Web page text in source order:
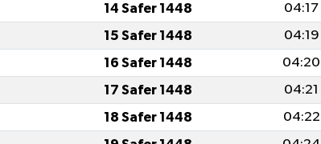
14 Safer 1448 04:17
15 Safer 1448 04:19
16 Safer 1448 04:20
17 Safer 1448 04:21
18 Safer 1448 04:22